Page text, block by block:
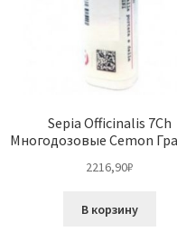
Sepia Officinalis 7Ch
Многодозовые Cemon
2216,90₽
В корзину